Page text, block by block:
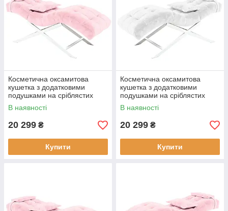
Косметична оксамитова
кушетка з додатковими
подушками на сріблястих
ніжках Cozzi STD-R Calissimo
для салону краси Світло-
В наявності
20 299 ₴
Купити
Косметична оксамитова
кушетка з додатковими
подушками на сріблястих
ніжках Cozzi STD-R Calissimo
для салону краси Біла
В наявності
20 299 ₴
Купити